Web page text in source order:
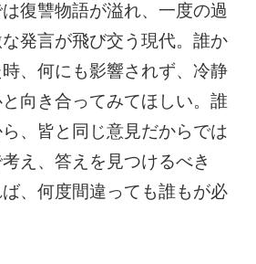
復讐物語が溢れ、一度の過
発言が飛び交う現代。誰か
、何にも影響されず、冷静
向き合ってみてほしい。誰
、皆と同じ意見だからでは
え、答えを見つけるべき
、何度間違っても誰もが必